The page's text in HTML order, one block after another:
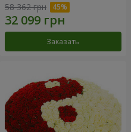
58 362 грн
Заказать